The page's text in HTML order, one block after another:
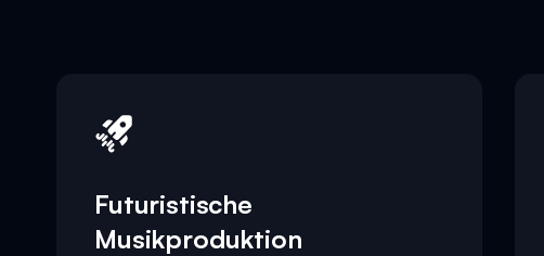
Futuristische
Musikproduktion